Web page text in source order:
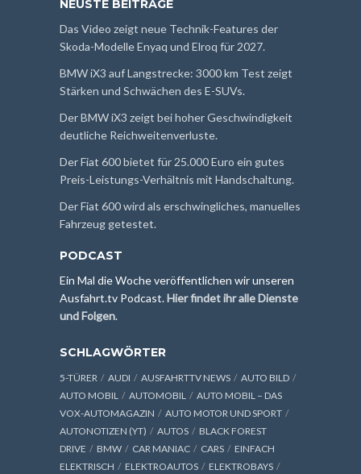
NEUSTE BEITRÄGE
Das Video zeigt neue Technik-Features der
Skoda-Modelle Enyaq und Elroq für 2027.
BMW iX3 auf Langstrecke: 3000 km Test zeigt
Stärken und Schwächen des E-SUVs.
Der BMW iX3 zeigt bei hoher Geschwindigkeit
deutliche Reichweitenverluste.
Der Fiat 600 bietet für 25.000 Euro ein gutes
Preis-Leistungs-Verhältnis mit Handschaltung.
Der Fiat 600 wird als erschwingliches, manuelles
Fahrzeug getestet.
PODCAST
Ein Mal die Woche veröffentlichen wir unseren
Ausfahrt.tv Podcast.Hier findet ihr alle Dienste
und Folgen.
SCHLAGWÖRTER
5-TÜRER AUDI AUSFAHRTTV NEWS
AUTO BILD
AUTO MOBIL
AUTOMOBIL
AUTO MOBIL – DAS
VOX-AUTOMAGAZIN
AUTO MOTOR UND SPORT
AUTONOTIZEN (YT)
AUTOS
BLACK FOREST
DRIVE
BMW CAR MANIAC CARS
EINFACH
ELEKTRISCH
ELEKTROAUTOS
ELEKTROBAYS